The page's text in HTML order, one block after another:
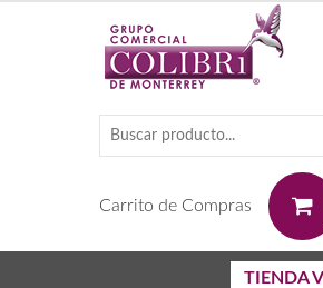
Carrito de Compras
TIENDA